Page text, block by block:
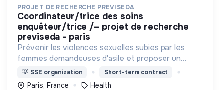
PROJET DE RECHERCHE PREVISEDA
coordinateur/trice des soins
enquêteur/trice /– projet de recherche
previseda - paris
Prévenir les violences sexuelles subies par les
femmes demandeuses d'asile et proposer un
parcours de soins coordonné
💡 SSE organization Short-term contract
Paris, France Health